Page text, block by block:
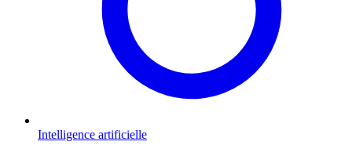
Intelligence artificielle